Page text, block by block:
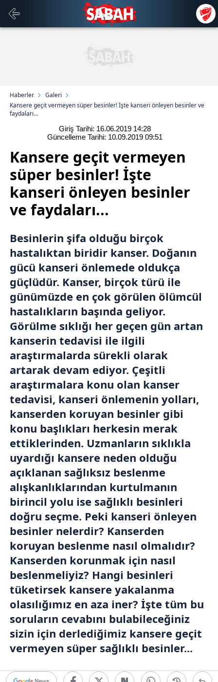
Haberler
Galeri
Kansere geçit vermeyen süper besinler! İşte kanseri önleyen besinler ve
faydaları...
Giriş Tarihi: 16.06.2019 14:28
Güncelleme Tarihi: 10.09.2019 09:51
Kansere geçit vermeyen
süper besinler! İşte
kanseri önleyen besinler
ve faydaları...
Besinlerin şifa olduğu birçok
hastalıktan biridir kanser. Doğanın
gücü kanseri önlemede oldukça
güçlüdür. Kanser, birçok türü ile
günümüzde en çok görülen ölümcül
hastalıkların başında geliyor.
Görülme sıklığı her geçen gün artan
kanserin tedavisi ile ilgili
araştırmalarda sürekli olarak
artarak devam ediyor. Çeşitli
araştırmalara konu olan kanser
tedavisi, kanseri önlemenin yolları,
kanserden koruyan besinler gibi
konu başlıkları herkesin merak
ettiklerinden. Uzmanların sıklıkla
uyardığı kansere neden olduğu
açıklanan sağlıksız beslenme
alışkanlıklarından kurtulmanın
birincil yolu ise sağlıklı besinleri
doğru seçme. Peki kanseri önleyen
besinler nelerdir? Kanserden
koruyan beslenme nasıl olmalıdır?
Kanserden korunmak için nasıl
beslenmeliyiz? Hangi besinleri
tüketirsek kansere yakalanma
olasılığımız en aza iner? İşte tüm bu
soruların cevabını bulabileceğiniz
sizin için derlediğimiz kansere geçit
vermeyen süper sağlıklı besinler...